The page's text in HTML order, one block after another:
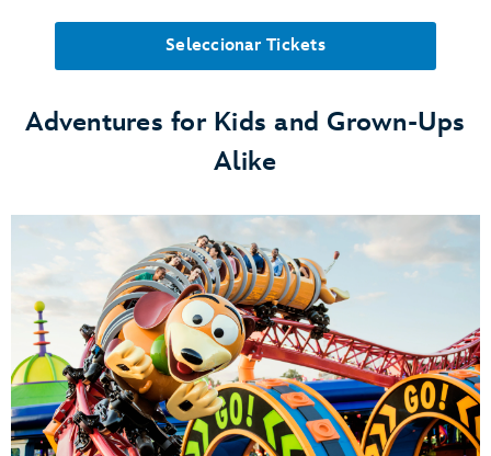
Seleccionar Tickets
Adventures for Kids and Grown-Ups
Alike